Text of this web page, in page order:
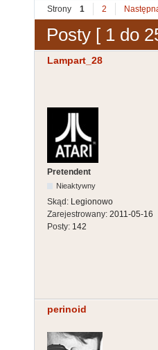
Strony 1 2
Posty [ 1 do
Lampart_28
Pretendent
Nieaktywny
Skąd: Legionowo
Zarejestrowany: 2011-05-16
Posty: 142
perinoid